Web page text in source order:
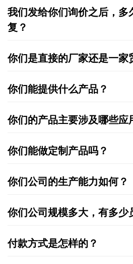
我们发给你们询价之后，多
复？
你们是直接的厂家还是一家
你们能提供什么产品？
你们的产品主要涉及哪些应
你们能做定制产品吗？
你们公司的生产能力如何？
你们公司规模多大，有多少
付款方式是怎样的？